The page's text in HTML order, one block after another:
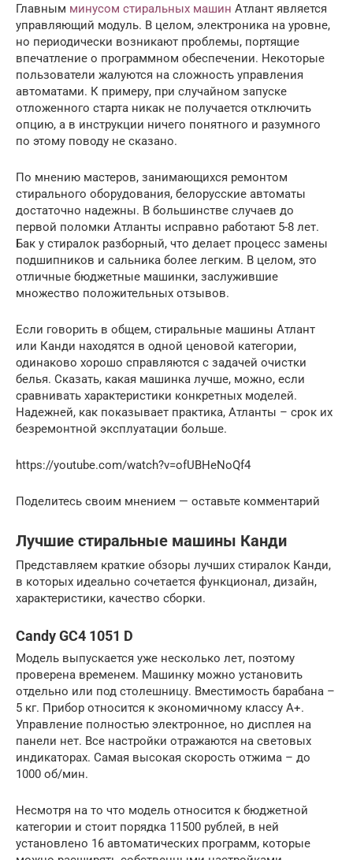
Главным минусом стиральных машин Атлант является
управляющий модуль. В целом, электроника на уровне,
но периодически возникают проблемы, портящие
впечатление о программном обеспечении. Некоторые
пользователи жалуются на сложность управления
автоматами. К примеру, при случайном запуске
отложенного старта никак не получается отключить
опцию, а в инструкции ничего понятного и разумного
по этому поводу не сказано.
По мнению мастеров, занимающихся ремонтом
стирального оборудования, белорусские автоматы
достаточно надежны. В большинстве случаев до
первой поломки Атланты исправно работают 5-8 лет.
Бак у стиралок разборный, что делает процесс замены
подшипников и сальника более легким. В целом, это
отличные бюджетные машинки, заслужившие
множество положительных отзывов.
Если говорить в общем, стиральные машины Атлант
или Канди находятся в одной ценовой категории,
одинаково хорошо справляются с задачей очистки
белья. Сказать, какая машинка лучше, можно, если
сравнивать характеристики конкретных моделей.
Надежней, как показывает практика, Атланты – срок их
безремонтной эксплуатации больше.
https://youtube.com/watch?v=ofUBHeNoQf4
Поделитесь своим мнением — оставьте комментарий
Лучшие стиральные машины Канди
Представляем краткие обзоры лучших стиралок Канди,
в которых идеально сочетается функционал, дизайн,
характеристики, качество сборки.
Candy GC4 1051 D
Модель выпускается уже несколько лет, поэтому
проверена временем. Машинку можно установить
отдельно или под столешницу. Вместимость барабана –
5 кг. Прибор относится к экономичному классу A+.
Управление полностью электронное, но дисплея на
панели нет. Все настройки отражаются на световых
индикаторах. Самая высокая скорость отжима – до
1000 об/мин.
Несмотря на то что модель относится к бюджетной
категории и стоит порядка 11500 рублей, в ней
установлено 16 автоматических программ, которые